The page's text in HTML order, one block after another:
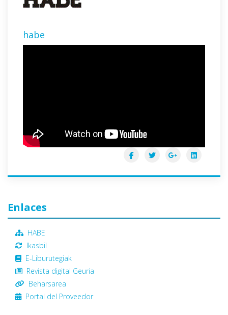
habe
Enlaces
HABE
Ikasbil
E-Liburutegiak
Revista digital Geuria
Beharsarea
Portal del Proveedor